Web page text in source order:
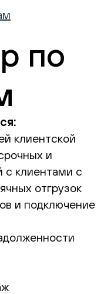
по
клиентской
и
с клиентами с
отгрузок
и подключение